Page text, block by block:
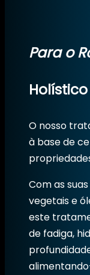
Para o
O nosso
à base de
Com as
vegetais e
este
de fadiga,